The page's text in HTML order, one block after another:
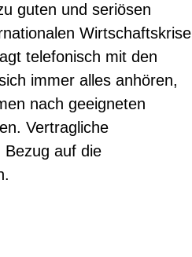
guten und seriösen
Wirtschaftskrise
telefonisch mit den
immer alles anhören,
nach geeigneten
Vertragliche
Bezug auf die